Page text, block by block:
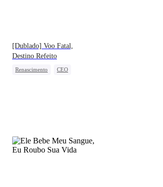
[Dublado] Voo Fatal,
Destino Refeito
Renascimento
CEO